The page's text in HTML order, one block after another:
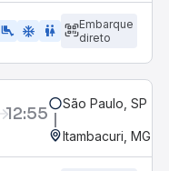
airline_seat_legroom_extra ac_unit WC
Embarque
direto
12:55 São Paulo, SP -
Itambacuri, MG